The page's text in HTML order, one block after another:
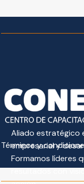
Aliado estratégico
empresarial y
Formamos líderes
resultados con
Términos y